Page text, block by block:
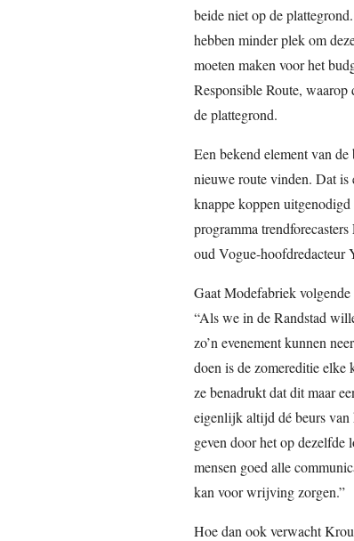
beide niet op de
hebben minder plek om
moeten maken voor het
Responsible Route,
de plattegrond.
Een bekend element van
nieuwe route vinden. Dat is
knappe koppen uitgenodigd
programma
oud Vogue-hoofdredacteur
Gaat Modefabriek
“Als we in de Randstad
zo’n evenement kunnen
doen is de zomereditie elke
ze benadrukt dat dit maar
eigenlijk altijd dé beurs van
geven door het op
mensen goed alle
kan voor wrijving zorgen.”
Hoe dan ook verwacht